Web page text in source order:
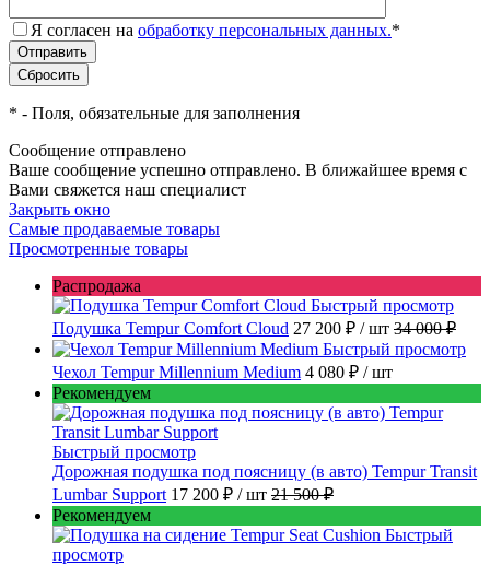
Я согласен на обработку персональных данных.*
* - Поля, обязательные для заполнения
Сообщение отправлено
Ваше сообщение успешно отправлено. В ближайшее время с
Вами свяжется наш специалист
Закрыть окно
Самые продаваемые товары
Просмотренные товары
Распродажа
Быстрый просмотр
Подушка Tempur Comfort Cloud 27 200 ₽ / шт 34 000 ₽
Быстрый просмотр
Чехол Tempur Millennium Medium 4 080 ₽ / шт
Рекомендуем
Быстрый просмотр
Дорожная подушка под поясницу (в авто) Tempur Transit
Lumbar Support 17 200 ₽ / шт 21 500 ₽
Рекомендуем
Быстрый
просмотр